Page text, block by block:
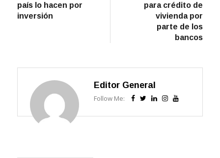
país lo hacen por
inversión
para crédito de
vivienda por
parte de los
bancos
Editor General
Follow Me: